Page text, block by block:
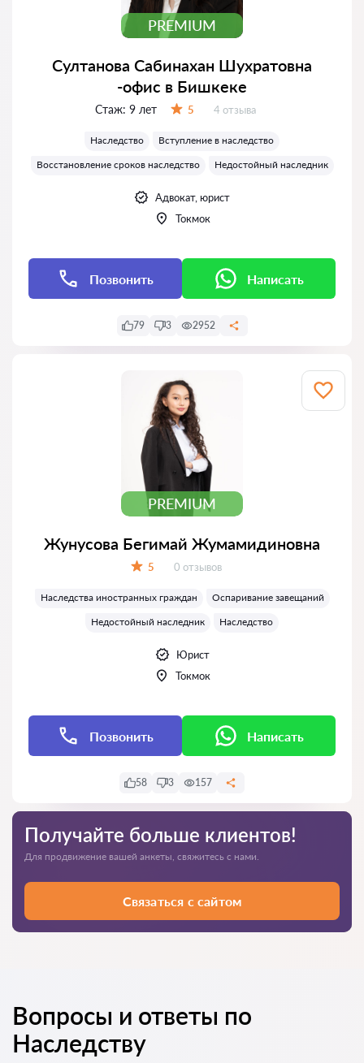
PREMIUM
Султанова Сабинахан Шухратовна
-офис в Бишкеке
Стаж: 9 лет 5 Отзывов:
4 отзыва
Наследство
Вступление в наследство
Восстановление сроков наследство
Недостойный наследник
Адвокат, юрист
Токмок
Позвонить Написать
79 3 2952
PREMIUM
Жунусова Бегимай Жумамидиновна
5 Отзывов:
0 отзывов
Наследства иностранных граждан
Оспаривание завещаний
Недостойный наследник
Наследство
Юрист
Токмок
Позвонить Написать
58 3 157
Получайте больше клиентов!
Для продвижение вашей анкеты, свяжитесь с нами.
Связаться с сайтом
Вопросы и ответы по
Наследству